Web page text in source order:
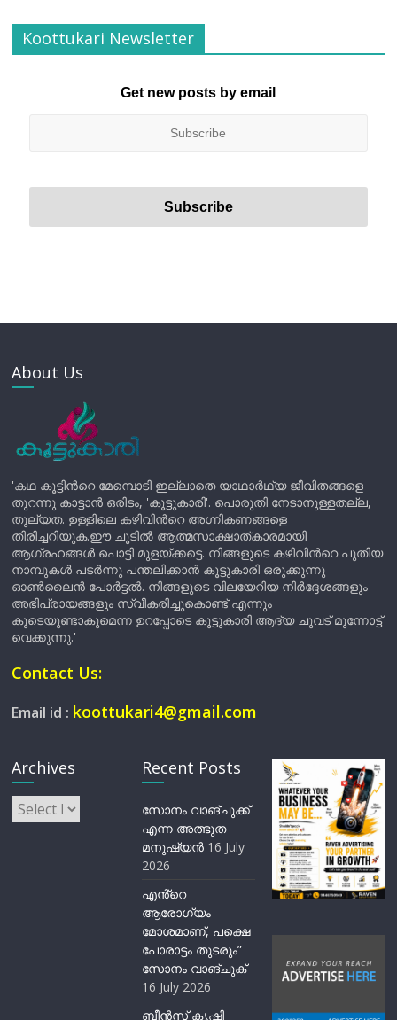
Koottukari Newsletter
Get new posts by email
About Us
'കഥ കൂട്ടിന്‍റെ മേമ്പൊടി ഇല്ലാതെ യാഥാർഥ്യ ജീവിതങ്ങളെ
തുറന്നു കാട്ടാൻ ഒരിടം, 'കൂട്ടുകാരി'. പൊരുതി നേടാനുള്ളതല്ല,
തുല്യത. ഉള്ളിലെ കഴിവിന്‍റെ അഗ്നികണങ്ങളെ
തിരിച്ചറിയുക.ഈ ചൂടിൽ ആത്മസാക്ഷാത്കാരമായി
ആഗ്രഹങ്ങൾ പൊട്ടി മുളയ്ക്കട്ടെ. നിങ്ങളുടെ കഴിവിന്‍റെ പുതിയ
നാമ്പുകൾ പടർന്നു പന്തലിക്കാൻ കൂട്ടുകാരി ഒരുക്കുന്നു
ഓൺലൈൻ പോർട്ടൽ. നിങ്ങളുടെ വിലയേറിയ നിർദ്ദേശങ്ങളും
അഭിപ്രായങ്ങളും സ്വീകരിച്ചുകൊണ്ട് എന്നും
കൂടെയുണ്ടാകുമെന്ന ഉറപ്പോടെ കൂട്ടുകാരി ആദ്യ ചുവട് മുന്നോട്ട്
വെക്കുന്നു.'
Contact Us:
Email id : koottukari4@gmail.com
Archives
Archives
Recent Posts
സോനം വാങ്ചുക്ക്
എന്ന അത്ഭുത
മനുഷ്യന്‍ 16 July
2026
എൻ്റെ
ആരോഗ്യം
മോശമാണ്, പക്ഷെ
പോരാട്ടം തുടരും”
സോനം വാങ്ചുക്
16 July 2026
ബീന്‍സ് കൃഷി